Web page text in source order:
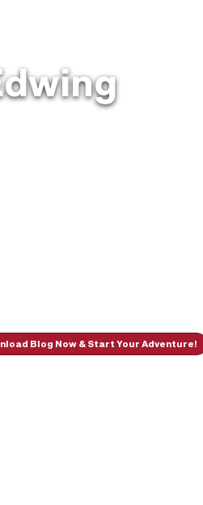
Blog Now & Start Your Adventure!